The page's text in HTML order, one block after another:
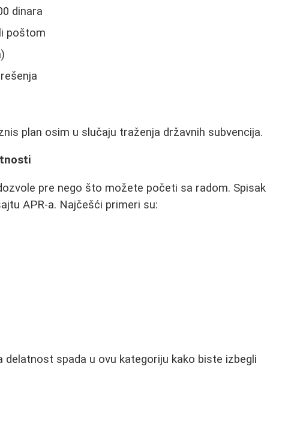
dinara
poštom
plan osim u slučaju traženja državnih subvencija.
pre nego što možete početi sa radom. Spisak
APR-a. Najčešći primeri su:
delatnost spada u ovu kategoriju kako biste izbegli